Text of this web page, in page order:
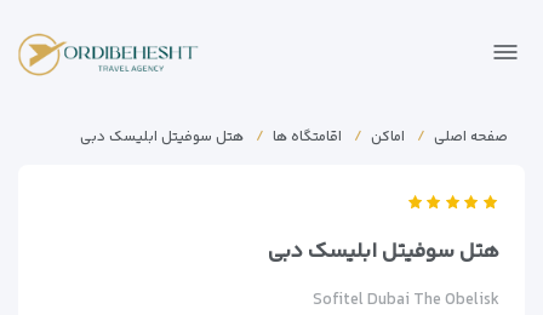
صفحه اصلی اماکن اقامتگاه ها هتل سوفیتل ابلیسک دبی
هتل سوفیتل ابلیسک دبی
Sofitel Dubai The Obelisk